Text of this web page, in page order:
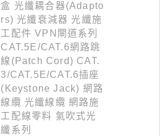
盒 光纖耦合器(Adapto
rs) 光纖衰減器 光纖施
工配件 VPN閘道系列
CAT.5E/CAT.6網路跳
線(Patch Cord) CAT.
3/CAT.5E/CAT.6插座
(Keystone Jack) 網路
線纜 光纖線纜 網路施
工配線零料 氣吹式光
纖系列